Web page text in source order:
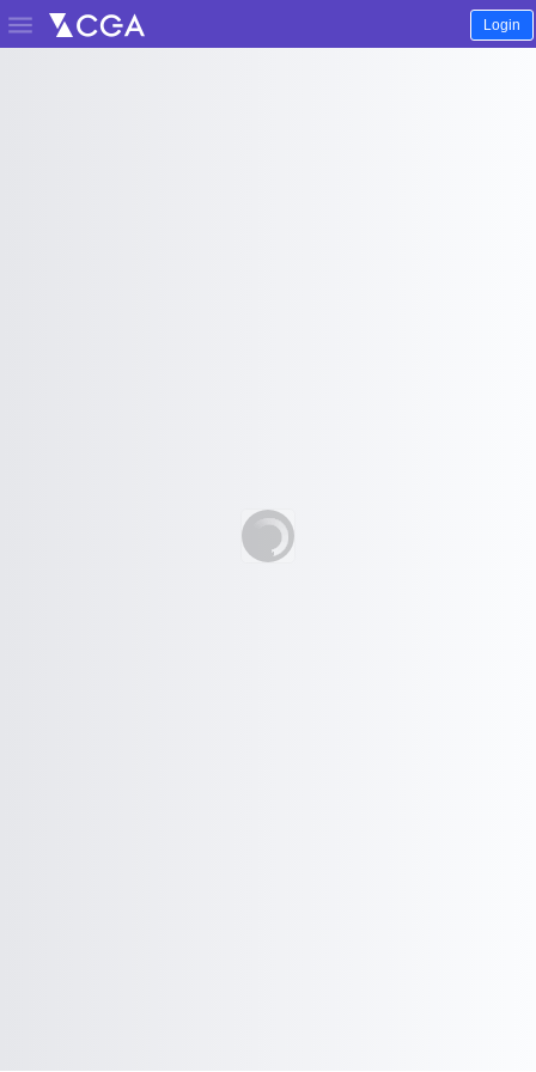
 Login